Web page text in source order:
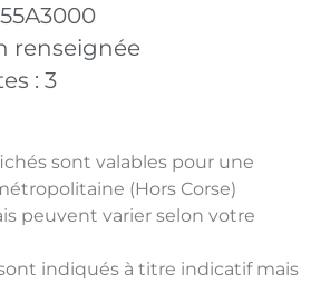
renseignée
: 3
sont valables pour une
(Hors Corse)
peuvent varier selon votre
indiqués à titre indicatif mais